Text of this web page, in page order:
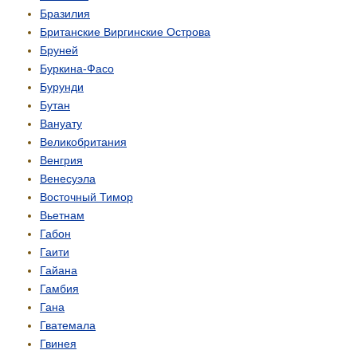
Бразилия
Британские Виргинские Острова
Бруней
Буркина-Фасо
Бурунди
Бутан
Вануату
Великобритания
Венгрия
Венесуэла
Восточный Тимор
Вьетнам
Габон
Гаити
Гайана
Гамбия
Гана
Гватемала
Гвинея